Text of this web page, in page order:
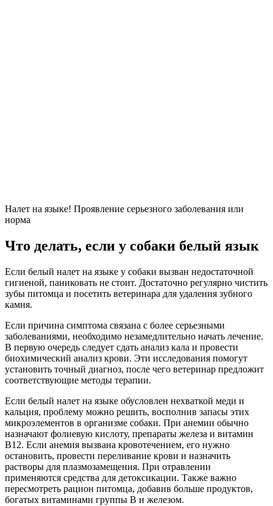
Налет на языке! Проявление серьезного заболевания или
норма
Что делать, если у собаки белый язык
Если белый налет на языке у собаки вызван недостаточной
гигиеной, паниковать не стоит. Достаточно регулярно чистить
зубы питомца и посетить ветеринара для удаления зубного
камня.
Если причина симптома связана с более серьезными
заболеваниями, необходимо незамедлительно начать лечение.
В первую очередь следует сдать анализ кала и провести
биохимический анализ крови. Эти исследования помогут
установить точный диагноз, после чего ветеринар предложит
соответствующие методы терапии.
Если белый налет на языке обусловлен нехваткой меди и
кальция, проблему можно решить, восполнив запасы этих
микроэлементов в организме собаки. При анемии обычно
назначают фолиевую кислоту, препараты железа и витамин
В12. Если анемия вызвана кровотечением, его нужно
остановить, провести переливание крови и назначить
растворы для плазмозамещения. При отравлении
применяются средства для детоксикации. Также важно
пересмотреть рацион питомца, добавив больше продуктов,
богатых витаминами группы В и железом.